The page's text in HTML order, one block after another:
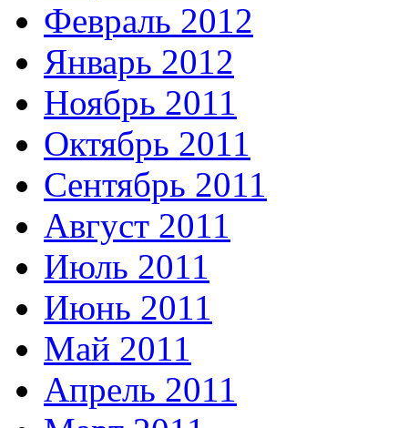
Февраль 2012
Январь 2012
Ноябрь 2011
Октябрь 2011
Сентябрь 2011
Август 2011
Июль 2011
Июнь 2011
Май 2011
Апрель 2011